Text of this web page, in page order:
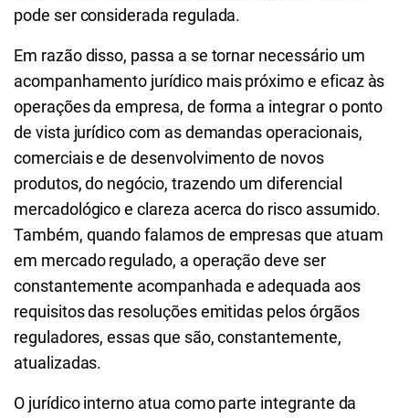
pode ser considerada regulada.
Em razão disso, passa a se tornar necessário um
acompanhamento jurídico mais próximo e eficaz às
operações da empresa, de forma a integrar o ponto
de vista jurídico com as demandas operacionais,
comerciais e de desenvolvimento de novos
produtos, do negócio, trazendo um diferencial
mercadológico e clareza acerca do risco assumido.
Também, quando falamos de empresas que atuam
em mercado regulado, a operação deve ser
constantemente acompanhada e adequada aos
requisitos das resoluções emitidas pelos órgãos
reguladores, essas que são, constantemente,
atualizadas.
O jurídico interno atua como parte integrante da